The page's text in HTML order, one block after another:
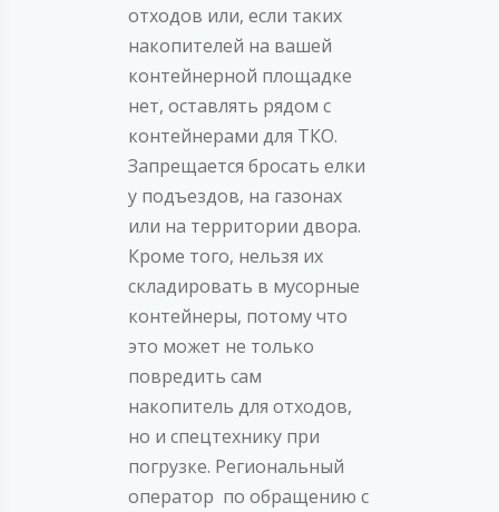
отходов или, если таких
накопителей на вашей
контейнерной площадке
нет, оставлять рядом с
контейнерами для ТКО.
Запрещается бросать елки
у подъездов, на газонах
или на территории двора.
Кроме того, нельзя их
складировать в мусорные
контейнеры, потому что
это может не только
повредить сам
накопитель для отходов,
но и спецтехнику при
погрузке. Региональный
оператор по обращению с